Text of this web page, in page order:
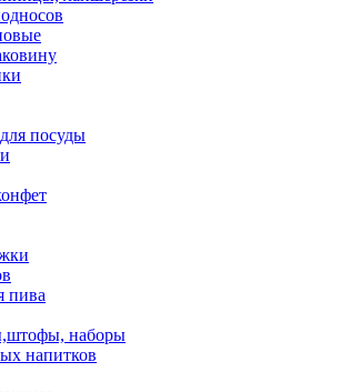
посуды
пива
наборы
напитков